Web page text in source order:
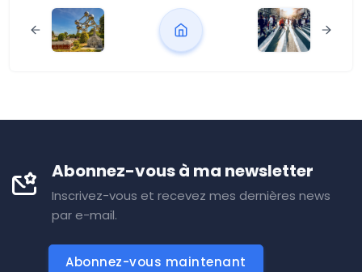
Abonnez-vous à ma newsletter
Inscrivez-vous et recevez mes dernières news
par e-mail.
Abonnez-vous maintenant